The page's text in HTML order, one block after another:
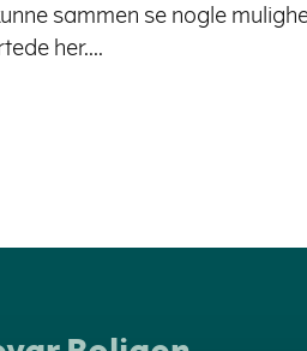
sammen se nogle
her....